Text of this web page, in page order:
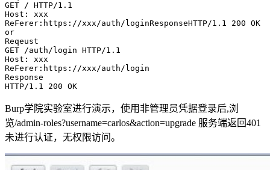
GET
/ HTTP/1.1
Host : xxx
ReFerer : https://xxx/auth/loginResponseHTTP/1.1
200 OK
or
Reqeust
GET
/auth/login HTTP/1.1
Host : xxx
ReFerer : https://xxx/auth/login
Response
HTTP/1.1
200 OK
Burp学院实验室进行演示，使用非管理员凭据登录后,浏
览/admin-roles?username=carlos&action=upgrade 服务端返回401
未进行认证，无权限访问。